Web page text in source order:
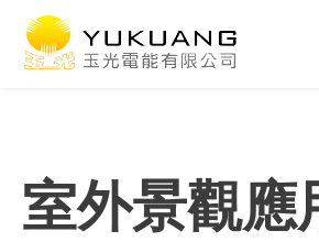
室外景觀應